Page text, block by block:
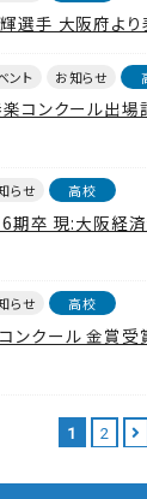
選手 大阪府より
ント お知らせ
コンクール出
らせ 高校
期卒 現:大阪経済
らせ 高校
ンクール 金賞受
1 2